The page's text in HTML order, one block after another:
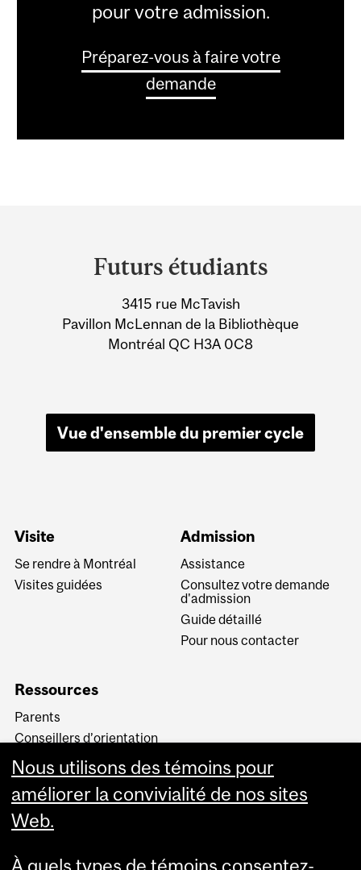
pour votre admission.
Préparez-vous à faire votre
demande
Information
Futurs étudiants
3415 rue McTavish
Pavillon McLennan de la Bibliothèque
Montréal QC H3A 0C8
Vue d'ensemble du premier cycle
Visite
Se rendre à Montréal
Visites guidées
Admission
Assistance
Consultez votre demande
d'admission
Guide détaillé
Pour nous contacter
Ressources
Parents
Conseillers d’orientation
Candidats acceptés
Terminologie
Nous utilisons des témoins pour
améliorer la convivialité de nos sites
Web.
À quels types de témoins consentez-